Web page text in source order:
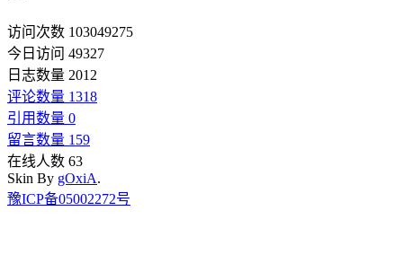
访问次数 103049275
今日访问 49327
日志数量 2012
评论数量 1318
引用数量 0
留言数量 159
在线人数 63
Skin By gOxiA.
豫ICP备05002272号